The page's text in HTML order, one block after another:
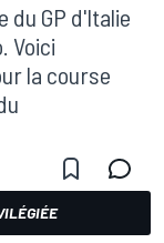
du GP d'Italie
Voici
la course